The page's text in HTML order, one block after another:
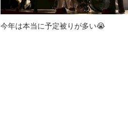
今年は本当に予定被りが多い😭